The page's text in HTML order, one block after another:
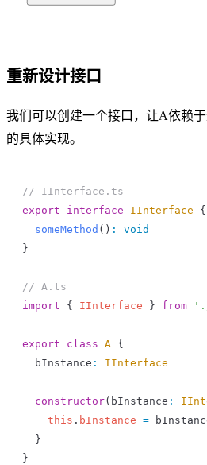
重新设计接口
我们可以创建一个接口，让A依赖
的具体实现。
// IInterface.ts
export interface IInterface {
  someMethod
() :
void
}
// A.ts
import { IInterface } from
export class A {
  bInstance
: IInterface
  constructor
( bInstance :
    this
. bInstance =
  }
}